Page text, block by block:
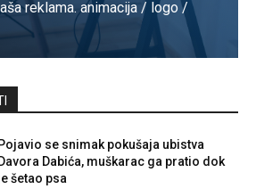
reklama. animacija / logo /
Pojavio se snimak pokušaja ubistva
Davora Dabića, muškarac ga pratio dok
šetao psa